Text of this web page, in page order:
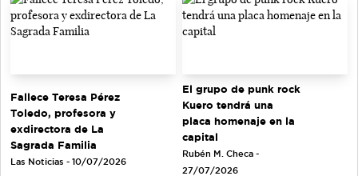
Fallece Teresa Pérez
Toledo, profesora y
exdirectora de La
Sagrada Familia
Las Noticias - 10/07/2026
El grupo de punk rock
Kuero tendrá una
placa homenaje en la
capital
Rubén M. Checa -
27/07/2026